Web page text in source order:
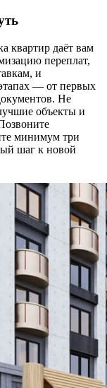
квартир даёт вам
переплат,
и
— от первых
Не
объекты и
минимум три
шаг к новой